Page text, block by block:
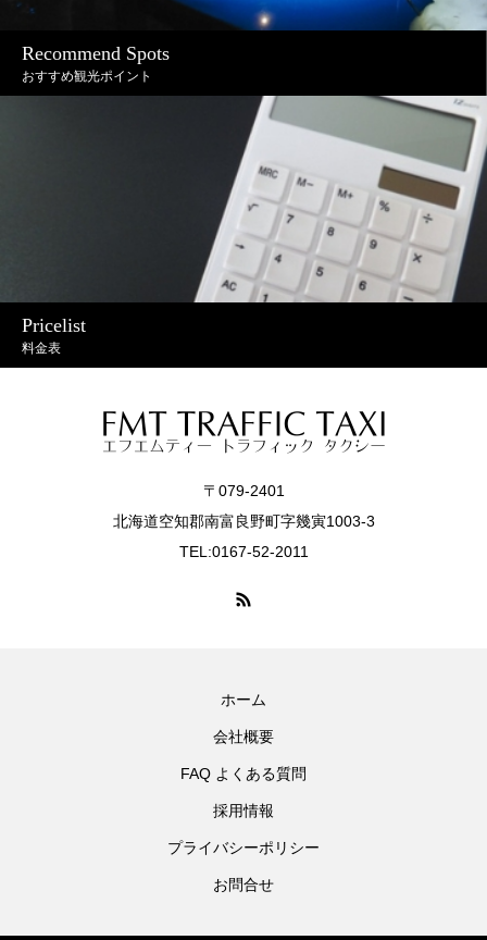
Recommend Spots
おすすめ観光ポイント
Pricelist
料金表
〒079-2401
北海道空知郡南富良野町字幾寅1003-3
TEL:0167-52-2011
ホーム
会社概要
FAQ よくある質問
採用情報
プライバシーポリシー
お問合せ